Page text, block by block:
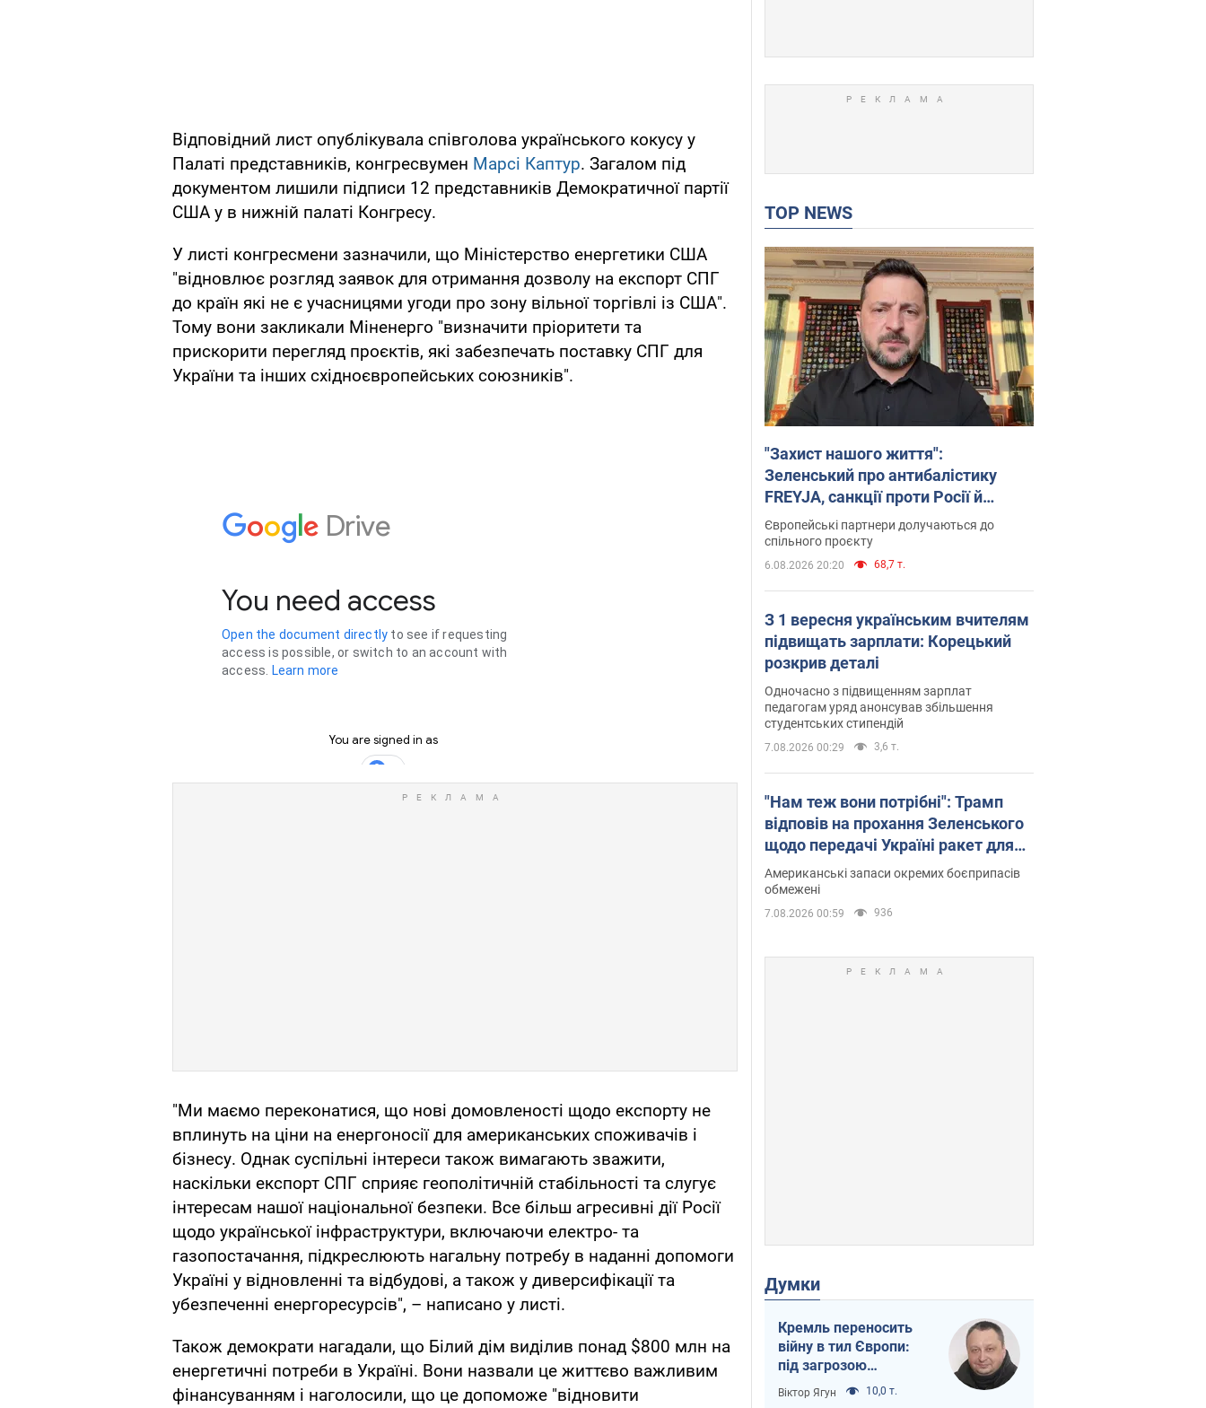
Відповідний лист опублікувала співголова українського кокусу у
Палаті представників, конгресвумен Марсі Каптур. Загалом під
документом лишили підписи 12 представників Демократичної партії
США у в нижній палаті Конгресу.
У листі конгресмени зазначили, що Міністерство енергетики США
"відновлює розгляд заявок для отримання дозволу на експорт СПГ
до країн які не є учасницями угоди про зону вільної торгівлі із США".
Тому вони закликали Міненерго "визначити пріоритети та
прискорити перегляд проєктів, які забезпечать поставку СПГ для
України та інших східноєвропейських союзників".
"Ми маємо переконатися, що нові домовленості щодо експорту не
вплинуть на ціни на енергоносії для американських споживачів і
бізнесу. Однак суспільні інтереси також вимагають зважити,
наскільки експорт СПГ сприяє геополітичній стабільності та слугує
інтересам нашої національної безпеки. Все більш агресивні дії Росії
щодо української інфраструктури, включаючи електро- та
газопостачання, підкреслюють нагальну потребу в наданні допомоги
Україні у відновленні та відбудові, а також у диверсифікації та
убезпеченні енергоресурсів", – написано у листі.
Також демократи нагадали, що Білий дім виділив понад $800 млн на
енергетичні потреби в Україні. Вони назвали це життєво важливим
фінансуванням і наголосили, що це допоможе "відновити
TOP NEWS
"Захист нашого життя":
Зеленський про антибалістику
FREYJA, санкції проти Росії й
підтримку аграріїв. Відео
Європейські партнери долучаються до
спільного проєкту
6.08.2026 20:20 68,7 т.
З 1 вересня українським вчителям
підвищать зарплати: Корецький
розкрив деталі
Одночасно з підвищенням зарплат
педагогам уряд анонсував збільшення
студентських стипендій
7.08.2026 00:29 3,6 т.
"Нам теж вони потрібні": Трамп
відповів на прохання Зеленського
щодо передачі Україні ракет для
Patriot
Американські запаси окремих боєприпасів
обмежені
7.08.2026 00:59 936
Думки
Кремль переносить
війну в тил Європи:
під загрозою
критична логістика
Віктор Ягун 10,0 т.